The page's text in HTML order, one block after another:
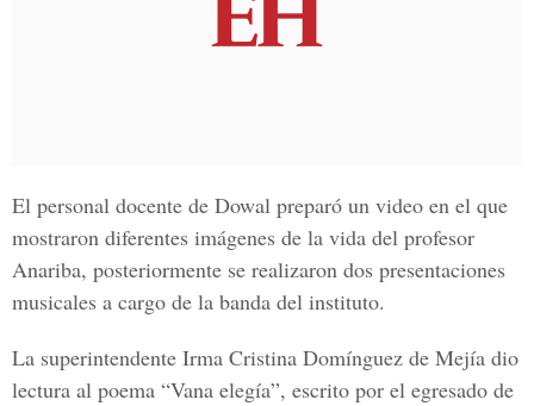
El personal docente de Dowal preparó un video en el que
mostraron diferentes imágenes de la vida del profesor
Anariba, posteriormente se realizaron dos presentaciones
musicales a cargo de la banda del instituto.
La superintendente Irma Cristina Domínguez de Mejía dio
lectura al poema “Vana elegía”, escrito por el egresado de